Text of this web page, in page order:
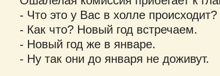
- Что это у Вас в холле происходит?
- Как что? Новый год встречаем.
- Новый год же в январе.
- Ну так они до января не доживут.